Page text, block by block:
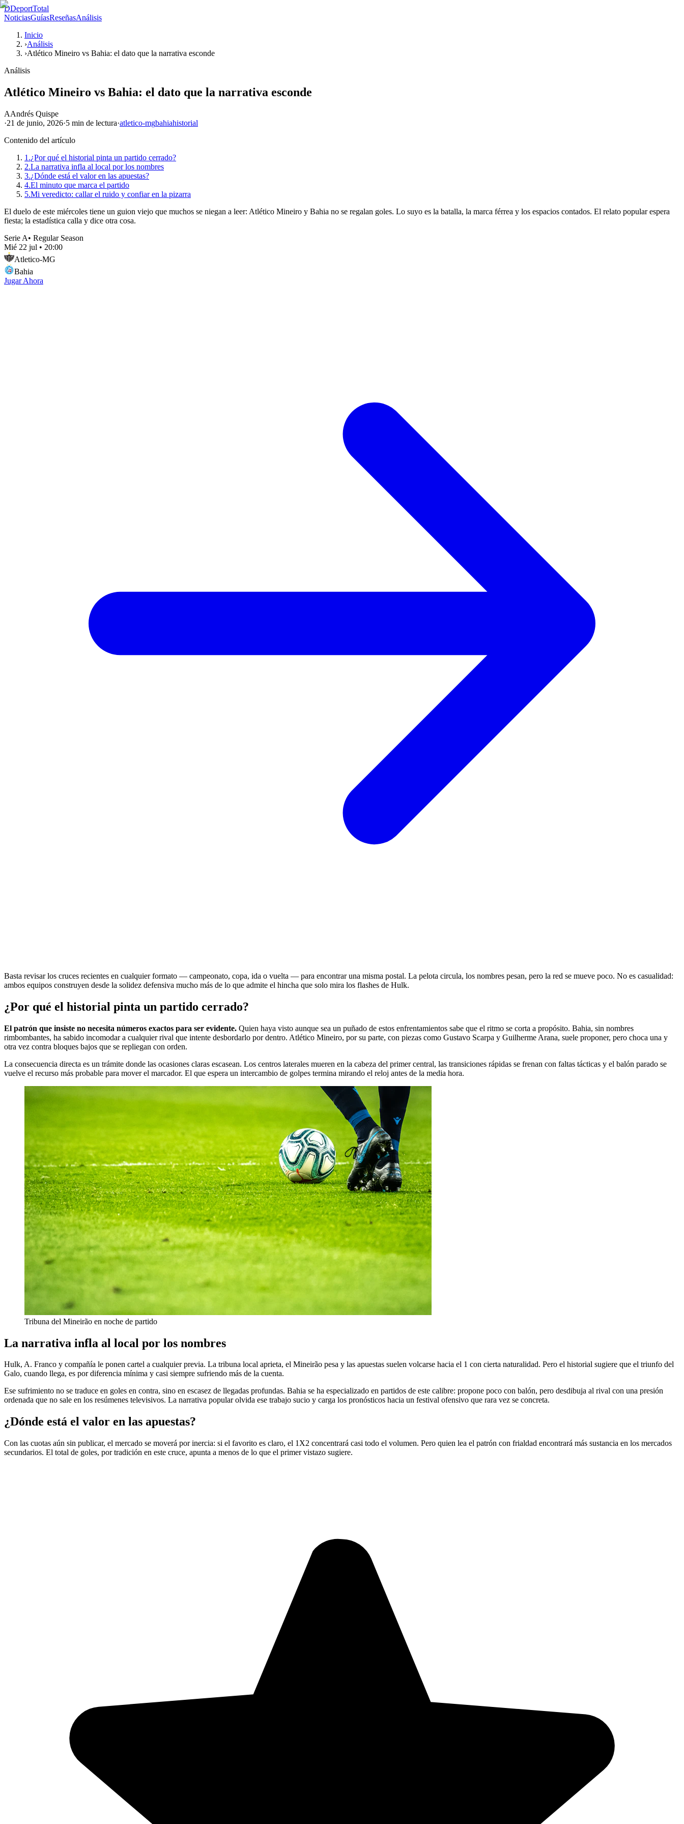
DDeportTotal
NoticiasGuíasReseñasAnálisis
Inicio
›Análisis
›Atlético Mineiro vs Bahia: el dato que la narrativa esconde
Análisis
Atlético Mineiro vs Bahia: el dato que la narrativa esconde
AAndrés Quispe
·21 de junio, 2026·5 min de lectura·atletico-mgbahiahistorial
Contenido del artículo
1.¿Por qué el historial pinta un partido cerrado?
2.La narrativa infla al local por los nombres
3.¿Dónde está el valor en las apuestas?
4.El minuto que marca el partido
5.Mi veredicto: callar el ruido y confiar en la pizarra
El duelo de este miércoles tiene un guion viejo que muchos se niegan a leer: Atlético Mineiro y Bahia no se regalan goles. Lo suyo es la batalla, la marca férrea y los espacios contados. El relato popular espera
fiesta; la estadística calla y dice otra cosa.
Serie A• Regular Season
Mié 22 jul • 20:00
Atletico-MG
Bahia
Jugar Ahora
Basta revisar los cruces recientes en cualquier formato — campeonato, copa, ida o vuelta — para encontrar una misma postal. La pelota circula, los nombres pesan, pero la red se mueve poco. No es casualidad:
ambos equipos construyen desde la solidez defensiva mucho más de lo que admite el hincha que solo mira los flashes de Hulk.
¿Por qué el historial pinta un partido cerrado?
El patrón que insiste no necesita números exactos para ser evidente. Quien haya visto aunque sea un puñado de estos enfrentamientos sabe que el ritmo se corta a propósito. Bahia, sin nombres
rimbombantes, ha sabido incomodar a cualquier rival que intente desbordarlo por dentro. Atlético Mineiro, por su parte, con piezas como Gustavo Scarpa y Guilherme Arana, suele proponer, pero choca una y
otra vez contra bloques bajos que se repliegan con orden.
La consecuencia directa es un trámite donde las ocasiones claras escasean. Los centros laterales mueren en la cabeza del primer central, las transiciones rápidas se frenan con faltas tácticas y el balón parado se
vuelve el recurso más probable para mover el marcador. El que espera un intercambio de golpes termina mirando el reloj antes de la media hora.
Tribuna del Mineirão en noche de partido
La narrativa infla al local por los nombres
Hulk, A. Franco y compañía le ponen cartel a cualquier previa. La tribuna local aprieta, el Mineirão pesa y las apuestas suelen volcarse hacia el 1 con cierta naturalidad. Pero el historial sugiere que el triunfo del
Galo, cuando llega, es por diferencia mínima y casi siempre sufriendo más de la cuenta.
Ese sufrimiento no se traduce en goles en contra, sino en escasez de llegadas profundas. Bahia se ha especializado en partidos de este calibre: propone poco con balón, pero desdibuja al rival con una presión
ordenada que no sale en los resúmenes televisivos. La narrativa popular olvida ese trabajo sucio y carga los pronósticos hacia un festival ofensivo que rara vez se concreta.
¿Dónde está el valor en las apuestas?
Con las cuotas aún sin publicar, el mercado se moverá por inercia: si el favorito es claro, el 1X2 concentrará casi todo el volumen. Pero quien lea el patrón con frialdad encontrará más sustancia en los mercados
secundarios. El total de goles, por tradición en este cruce, apunta a menos de lo que el primer vistazo sugiere.